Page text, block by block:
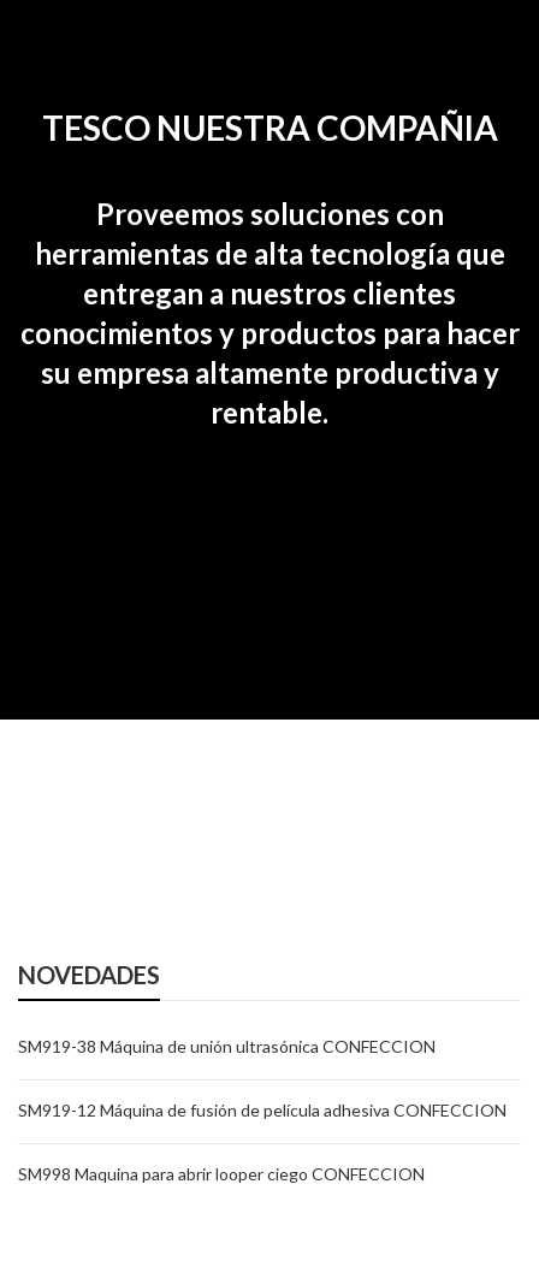
TESCO NUESTRA COMPAÑIA
Proveemos soluciones con
herramientas de alta tecnología que
entregan a nuestros clientes
conocimientos y productos para hacer
su empresa altamente productiva y
rentable.
NOVEDADES
SM919-38 Máquina de unión ultrasónica CONFECCION
SM919-12 Máquina de fusión de película adhesiva CONFECCION
SM998 Maquina para abrir looper ciego CONFECCION